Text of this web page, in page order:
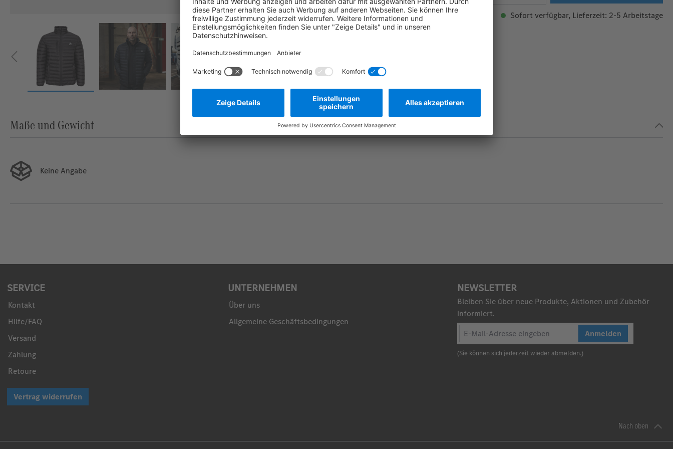
Zum Merkzettel hinzufügen
Sofort verfügbar, Lieferzeit: 2-5 Arbeitstage
Herstellernummer:MBT0137
Maße und Gewicht
Keine Angabe
SERVICE
Kontakt
Hilfe/FAQ
Versand
Zahlung
Retoure
UNTERNEHMEN
Über uns
Allgemeine Geschäftsbedingungen
NEWSLETTER
Bleiben Sie über neue Produkte, Aktionen und Zubehör
informiert.
Anmelden
(Sie können sich jederzeit wieder abmelden.)
Vertrag widerrufen
Nach oben